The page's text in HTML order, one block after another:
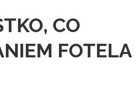
CO
FOTELA